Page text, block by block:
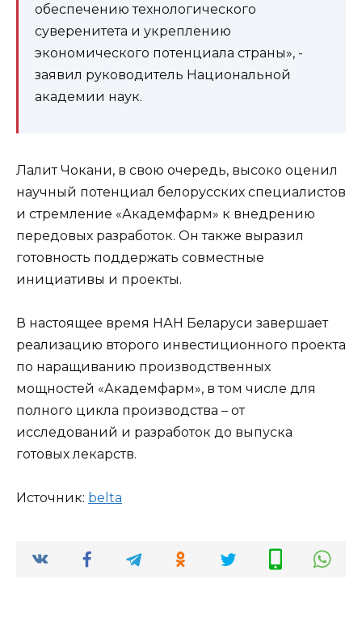
обеспечению технологического
суверенитета и укреплению
экономического потенциала страны», -
заявил руководитель Национальной
академии наук.
Лалит Чокани, в свою очередь, высоко оценил
научный потенциал белорусских специалистов
и стремление «Академфарм» к внедрению
передовых разработок. Он также выразил
готовность поддержать совместные
инициативы и проекты.
В настоящее время НАН Беларуси завершает
реализацию второго инвестиционного проекта
по наращиванию производственных
мощностей «Академфарм», в том числе для
полного цикла производства – от
исследований и разработок до выпуска
готовых лекарств.
Источник: belta